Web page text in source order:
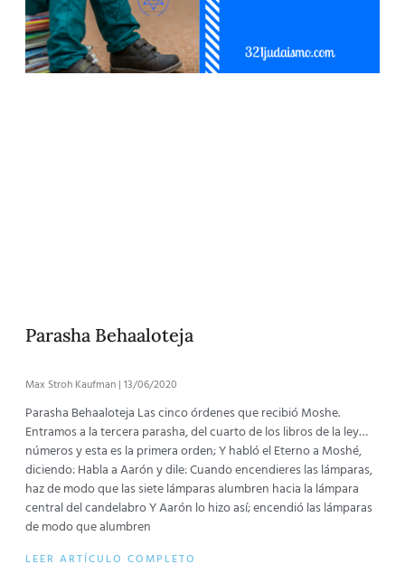
Parasha Behaaloteja
Max Stroh Kaufman 13/06/2020
Parasha Behaaloteja Las cinco órdenes que recibió Moshe.
Entramos a la tercera parasha, del cuarto de los libros de la ley…
números y esta es la primera orden; Y habló el Eterno a Moshé,
diciendo: Habla a Aarón y dile: Cuando encendieres las lámparas,
haz de modo que las siete lámparas alumbren hacia la lámpara
central del candelabro Y Aarón lo hizo así; encendió las lámparas
de modo que alumbren
LEER ARTÍCULO COMPLETO